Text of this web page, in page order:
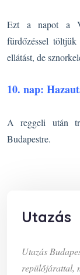
Ezt a napot a
fürdőzéssel
ellátást, de
10. nap:
A reggeli után
Budapestre.
Utazás
Utazás
repülőjárattal,